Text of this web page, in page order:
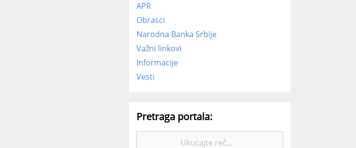
APR
Obrasci
Narodna Banka Srbije
Važni linkovi
Informacije
Vesti
Pretraga portala: